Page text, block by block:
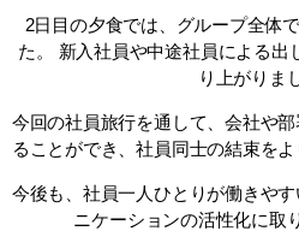
2日目の夕食では、グループ全体
た。 新入社員や中途社員による出
り上がりま
今回の社員旅行を通して、会社や
ることができ、社員同士の結束を
今後も、社員一人ひとりが働きや
ニケーションの活性化に取